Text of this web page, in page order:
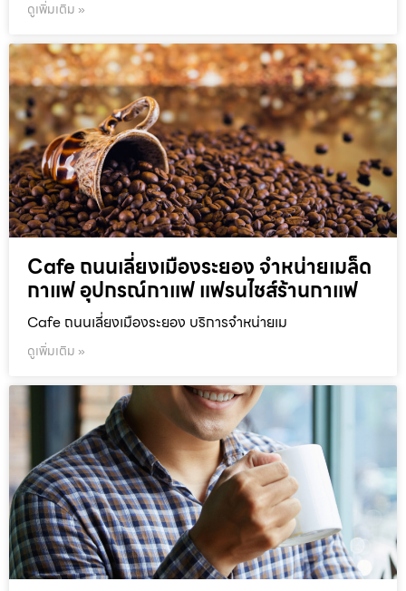
ดูเพิ่มเติม »
Cafe ถนนเลี่ยงเมืองระยอง จำหน่ายเมล็ด
กาแฟ อุปกรณ์กาแฟ แฟรนไชส์ร้านกาแฟ
Cafe ถนนเลี่ยงเมืองระยอง บริการจำหน่ายเม
ดูเพิ่มเติม »